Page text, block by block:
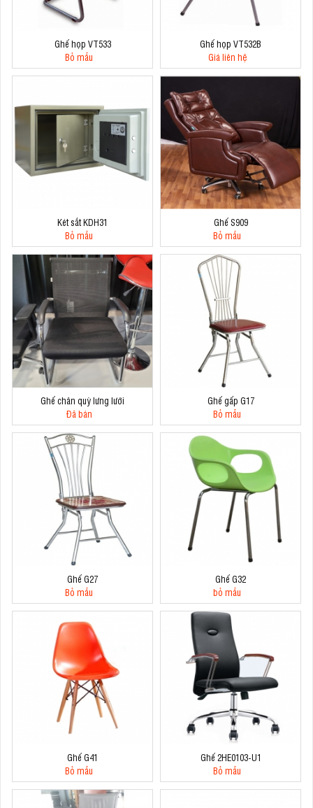
Ghế họp VT533
Bỏ mẫu
Ghế họp VT532B
Giá liên hệ
Két sắt KDH31
Bỏ mẫu
Ghế S909
Bỏ mẫu
Ghế chân quỳ lưng lưới
Đã bán
Ghế gấp G17
Bỏ mẫu
Ghế G27
Bỏ mẫu
Ghế G32
bỏ mẫu
Ghế G41
Bỏ mẫu
Ghế 2HE0103-U1
Bỏ mẫu